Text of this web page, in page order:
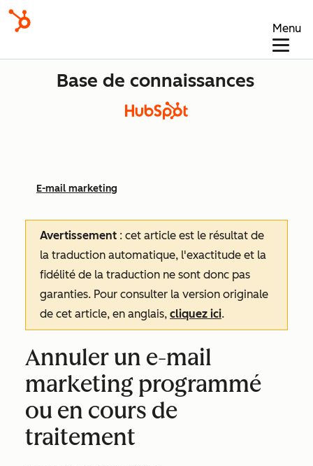
Menu
Base de connaissances
E-mail marketing
Avertissement : cet article est le résultat de
la traduction automatique, l'exactitude et la
fidélité de la traduction ne sont donc pas
garanties. Pour consulter la version originale
de cet article, en anglais, cliquez ici.
Annuler un e-mail
marketing programmé
ou en cours de
traitement